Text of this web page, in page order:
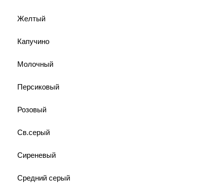
Желтый
Капучино
Молочный
Персиковый
Розовый
Св.серый
Сиреневый
Средний серый